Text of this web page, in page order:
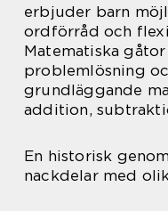
erbjuder barn
ordförråd och
Matematiska
problemlösning
grundläggande
addition,
En historisk
nackdelar med